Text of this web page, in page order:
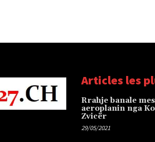
Articles les
Rrahje banale
aeroplanin nga
Zvicër
29/05/2021